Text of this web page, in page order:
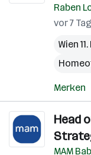
Raben
vor 7
Wien
Merken
Head
MAM